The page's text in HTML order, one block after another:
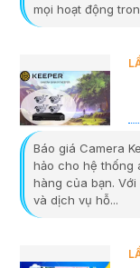
mọi hoạt động
Báo giá Camera
hảo cho hệ thống
hàng của bạn.
và dịch vụ hỗ...